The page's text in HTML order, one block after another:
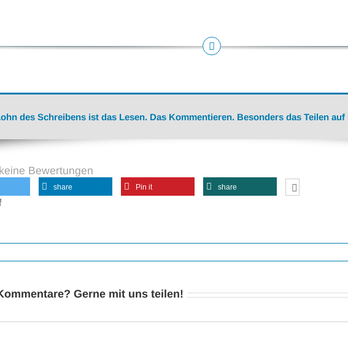
des Schreibens ist das Lesen. Das Kommentieren. Besonders das Teilen
Bewertungen
share Pin it share
Gerne mit uns teilen!